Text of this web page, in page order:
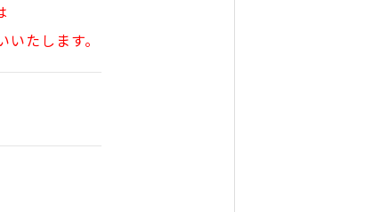
たします。